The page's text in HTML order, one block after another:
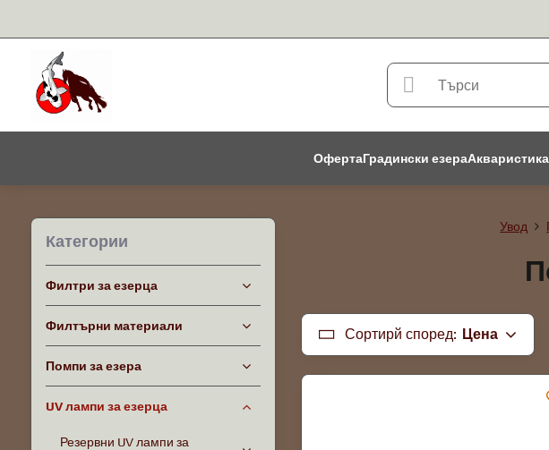
ОфертаГрадински езераАкваристика
Увод
Сортирй според: Цена
Категории
Филтри за езерца
Филтърни материали
Помпи за езера
UV лампи за езерца
Резервни UV лампи за